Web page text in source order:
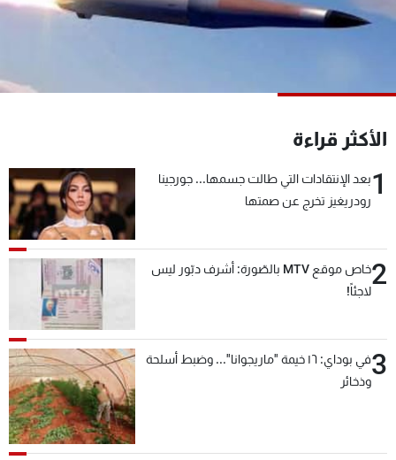
الأكثر قراءة
1بعد الإنتقادات التي طالت جسمها... جورجينا
رودريغيز تخرج عن صمتها
2
خاص موقع MTV بالصّورة: أشرف دبّور ليس
لاجئاً!
3
في بوداي: ١٦ خيمة "ماريجوانا"... وضبط أسلحة
وذخائر
شاهد البرامج
عن MTV
الإنـتـاج
وظائف
شروط الإسـتخدام
سياسة الخصوصية